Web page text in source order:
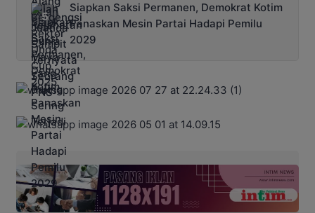
Siapkan Saksi Permanen, Demokrat Kotim
Panaskan Mesin Partai Hadapi Pemilu
2029